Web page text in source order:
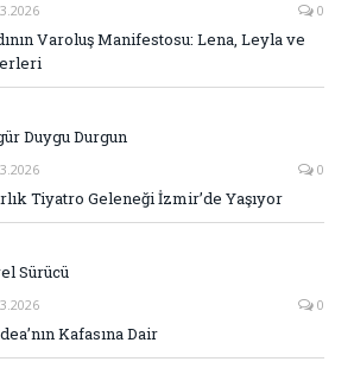
0
Varoluş Manifestosu: Lena, Leyla ve
Duygu Durgun
0
Tiyatro Geleneği İzmir’de Yaşıyor
Sürücü
0
Kafasına Dair